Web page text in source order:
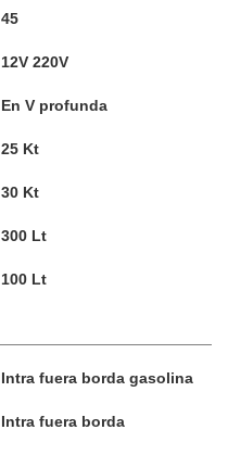
45
12V 220V
En V profunda
25 Kt
30 Kt
300 Lt
100 Lt
Intra fuera borda gasolina
Intra fuera borda